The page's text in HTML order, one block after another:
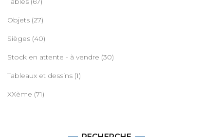
Objets (27)
Sièges (40)
Stock en attente - à vendre (30)
Tableaux et dessins (1)
XXème (71)